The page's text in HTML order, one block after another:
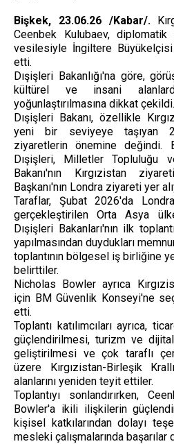
Bişkek, 23.06.26 /Kabar/.
Ceenbek Kulubaev, diplomatik
vesilesiyle İngiltere
etti.
Dışişleri Bakanlığı'na göre,
kültürel ve insani
yoğunlaştırılmasına dikkat çekildi.
Dışişleri Bakanı, özellikle
yeni bir seviyeye taşıyan
ziyaretlerin önemine değindi.
Dışişleri, Milletler Topluluğu
Bakanı'nın Kırgızistan
Başkanı'nın Londra ziyareti yer
Taraflar, Şubat 2026'da
gerçekleştirilen Orta Asya
Dışişleri Bakanları'nın ilk
yapılmasından duydukları
toplantının bölgesel iş birliğine
belirttiler.
Nicholas Bowler ayrıca
için BM Güvenlik Konseyi'ne
etti.
Toplantı katılımcıları ayrıca,
güçlendirilmesi, turizm ve
geliştirilmesi ve çok taraflı
üzere Kırgızistan-Birleşik
alanlarını yeniden teyit ettiler.
Toplantıyı sonlandırırken,
Bowler'a ikili ilişkilerin
kişisel katkılarından dolayı
mesleki çalışmalarında başarılar